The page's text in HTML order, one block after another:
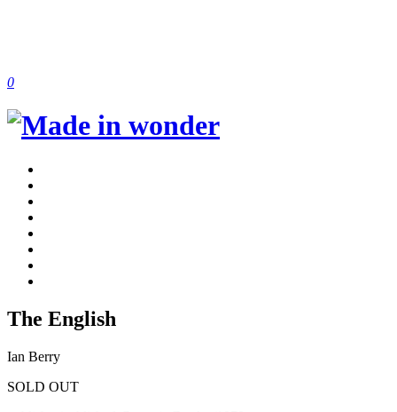
0
The English
Ian Berry
SOLD OUT